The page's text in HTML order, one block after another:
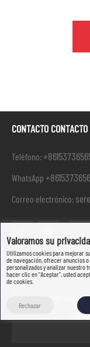
CONTACTO CONTACTO
Teléfono:
WhatsApp
Correo electrónico:
siempre
Valoramos su
Utilizamos cookies para mejorar
de navegación, ofrecer anuncios
personalizados y analizar nuestro
hacer clic en "Aceptar", usted
de cookies.
Rechazar